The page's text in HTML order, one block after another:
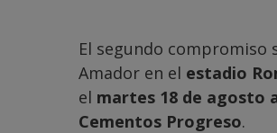
El segundo compromiso
Amador en el estadio
el martes 18 de agosto
Cementos Progreso.